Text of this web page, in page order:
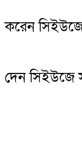
করেন
দেন সিইউজে